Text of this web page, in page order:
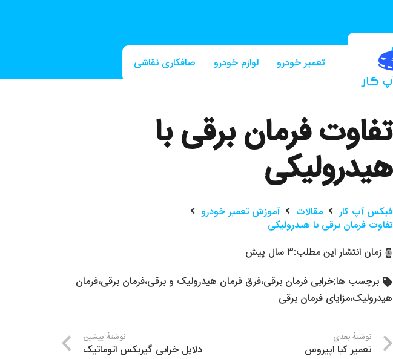
تعمیر خودرو لوازم خودرو صافکاری نقاشی
تفاوت فرمان برقی با
هیدرولیکی
فیکس آپ کار مقالات
آموزش تعمیر خودرو
تفاوت فرمان برقی با هیدرولیکی
زمان انتشار این مطلب:3 سال پیش
برچسب ها:خرابی فرمان برقی،فرق فرمان هیدرولیک و برقی،فرمان برقی،فرمان
هیدرولیک،مزایای فرمان برقی
نوشتهٔ پیشین
دلایل خرابی گیربکس اتوماتیک
نوشتهٔ بعدی
تعمیر کیا اپیروس